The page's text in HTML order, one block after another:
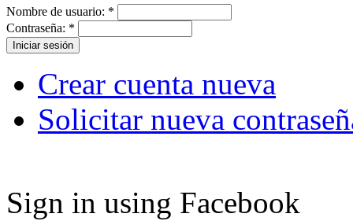
Nombre de usuario: *
Contraseña: *
Crear cuenta nueva
Solicitar nueva
Sign in using Facebook